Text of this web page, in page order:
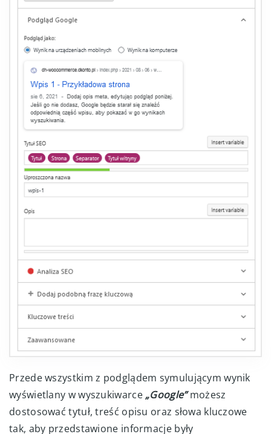
Przede wszystkim z podglądem symulującym wynik
wyświetlany w wyszukiwarce „Google”możesz
dostosować tytuł, treść opisu oraz słowa kluczowe
tak, aby przedstawione informacje były